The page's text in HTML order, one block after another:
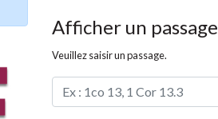
Afficher un passage
Veuillez saisir un passage.